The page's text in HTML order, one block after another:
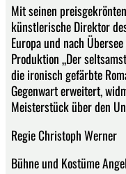
Mit seinen
künstlerische Direktor
Europa und nach
Produktion „Der
die ironisch gefärbte
Gegenwart erweitert,
Meisterstück über den
Regie Christoph Werner
Bühne und Kostüme